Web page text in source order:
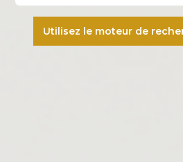
Utilisez le moteur de